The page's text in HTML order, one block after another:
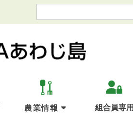
農業情報 組合員専用